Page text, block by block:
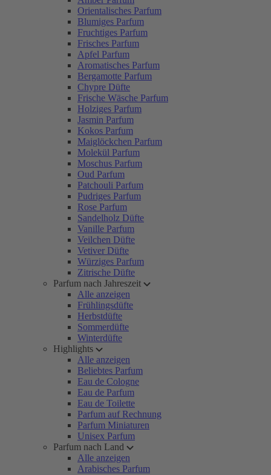
Orientalisches Parfum
Blumiges Parfum
Fruchtiges Parfum
Frisches Parfum
Apfel Parfum
Aromatisches Parfum
Bergamotte Parfum
Chypre Düfte
Frische Wäsche Parfum
Holziges Parfum
Jasmin Parfum
Kokos Parfum
Maiglöckchen Parfum
Molekül Parfum
Moschus Parfum
Oud Parfum
Patchouli Parfum
Pudriges Parfum
Rose Parfum
Sandelholz Düfte
Vanille Parfum
Veilchen Düfte
Vetiver Düfte
Würziges Parfum
Zitrische Düfte
Parfum nach Jahreszeit
Alle anzeigen
Frühlingsdüfte
Herbstdüfte
Sommerdüfte
Winterdüfte
Highlights
Alle anzeigen
Beliebtes Parfum
Eau de Cologne
Eau de Parfum
Eau de Toilette
Parfum auf Rechnung
Parfum Miniaturen
Unisex Parfum
Parfum nach Land
Alle anzeigen
Arabisches Parfum